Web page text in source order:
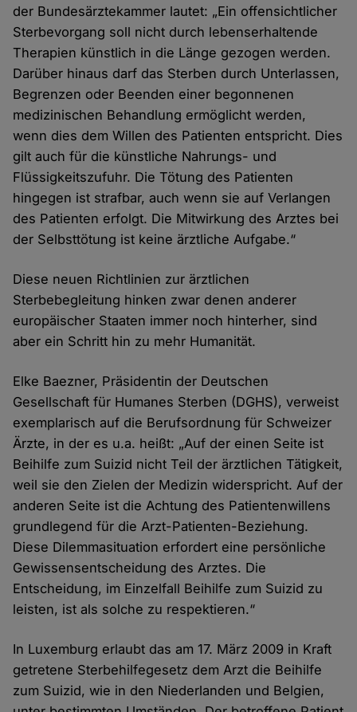
der Bundesärztekammer lautet: „Ein offensichtlicher
Sterbevorgang soll nicht durch lebenserhaltende
Therapien künstlich in die Länge gezogen werden.
Darüber hinaus darf das Sterben durch Unterlassen,
Begrenzen oder Beenden einer begonnenen
medizinischen Behandlung ermöglicht werden,
wenn dies dem Willen des Patienten entspricht. Dies
gilt auch für die künstliche Nahrungs- und
Flüssigkeitszufuhr. Die Tötung des Patienten
hingegen ist strafbar, auch wenn sie auf Verlangen
des Patienten erfolgt. Die Mitwirkung des Arztes bei
der Selbsttötung ist keine ärztliche Aufgabe.“
Diese neuen Richtlinien zur ärztlichen
Sterbebegleitung hinken zwar denen anderer
europäischer Staaten immer noch hinterher, sind
aber ein Schritt hin zu mehr Humanität.
Elke Baezner, Präsidentin der Deutschen
Gesellschaft für Humanes Sterben (DGHS), verweist
exemplarisch auf die Berufsordnung für Schweizer
Ärzte, in der es u.a. heißt: „Auf der einen Seite ist
Beihilfe zum Suizid nicht Teil der ärztlichen Tätigkeit,
weil sie den Zielen der Medizin widerspricht. Auf der
anderen Seite ist die Achtung des Patientenwillens
grundlegend für die Arzt-Patienten-Beziehung.
Diese Dilemmasituation erfordert eine persönliche
Gewissensentscheidung des Arztes. Die
Entscheidung, im Einzelfall Beihilfe zum Suizid zu
leisten, ist als solche zu respektieren.“
In Luxemburg erlaubt das am 17. März 2009 in Kraft
getretene Sterbehilfegesetz dem Arzt die Beihilfe
zum Suizid, wie in den Niederlanden und Belgien,